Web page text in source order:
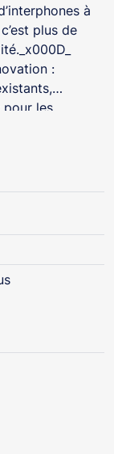
à
plus de
:
pour les
installateurs
pour les
fixe et/ou le
le
les interphones
les
volets